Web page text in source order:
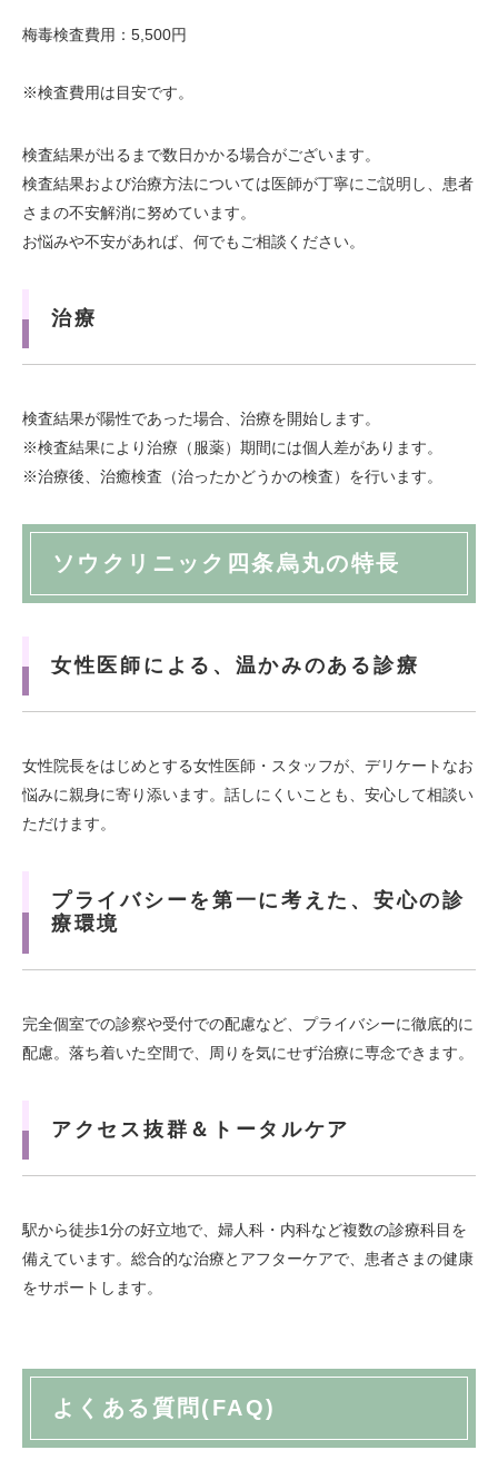
梅毒検査費用：5,500円
※検査費用は目安です。
検査結果が出るまで数日かかる場合がございます。
検査結果および治療方法については医師が丁寧にご説明し、患者
さまの不安解消に努めています。
お悩みや不安があれば、何でもご相談ください。
治療
検査結果が陽性であった場合、治療を開始します。
※検査結果により治療（服薬）期間には個人差があります。
※治療後、治癒検査（治ったかどうかの検査）を行います。
ソウクリニック四条烏丸の特長
女性医師による、温かみのある診療
女性院長をはじめとする女性医師・スタッフが、デリケートなお
悩みに親身に寄り添います。話しにくいことも、安心して相談い
ただけます。
プライバシーを第一に考えた、安心の診
療環境
完全個室での診察や受付での配慮など、プライバシーに徹底的に
配慮。落ち着いた空間で、周りを気にせず治療に専念できます。
アクセス抜群＆トータルケア
駅から徒歩1分の好立地で、婦人科・内科など複数の診療科目を
備えています。総合的な治療とアフターケアで、患者さまの健康
をサポートします。
よくある質問(FAQ)